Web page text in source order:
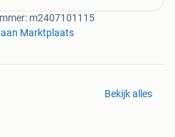
m2407101115
aan Marktplaats
Bekijk alles